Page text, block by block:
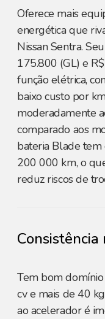
Oferece mais
energética que
Nissan Sentra.
175.800 (GL) e
função elétrica,
baixo custo por
moderadamente
comparado aos
bateria Blade tem
200 000 km, o
reduz riscos de
Consistência
Tem bom
cv e mais de 40
ao acelerador é